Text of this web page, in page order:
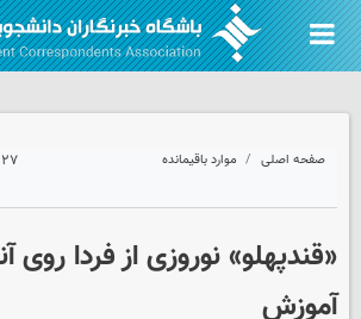
صفحه اصلی موارد باقیمانده ۲۷ اسفند ۱۳۹۳ - ۱۲:۰۹
«قندپهلو» نوروزی از فردا روی
آموزش